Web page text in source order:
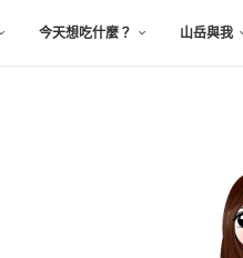
今天想吃什麼？ 山岳與我